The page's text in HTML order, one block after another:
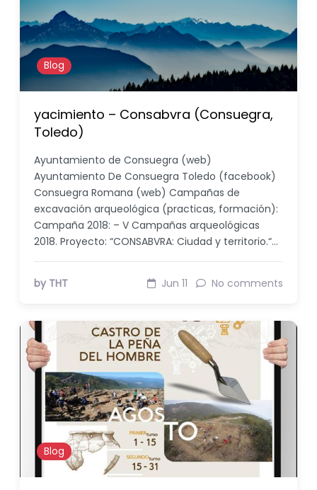
Blog
yacimiento – Consabvra (Consuegra,
Toledo)
Ayuntamiento de Consuegra (web)
Ayuntamiento De Consuegra Toledo (facebook)
Consuegra Romana (web) Campañas de
excavación arqueológica (practicas, formación):
Campaña 2018: – V Campañas arqueológicas
2018. Proyecto: “CONSABVRA: Ciudad y territorio.“…
by THT Jun 11 No comments
Blog